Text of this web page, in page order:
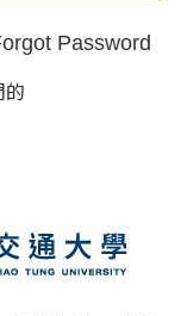
Password
的